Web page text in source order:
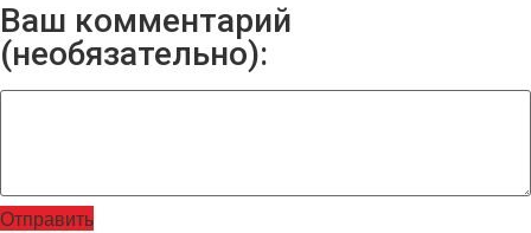
Ваш комментарий
(необязательно):
Отправить